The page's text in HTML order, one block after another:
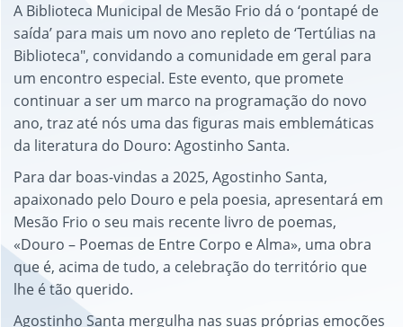
A Biblioteca Municipal de Mesão Frio dá o ‘pontapé de
saída’ para mais um novo ano repleto de ‘Tertúlias na
Biblioteca", convidando a comunidade em geral para
um encontro especial. Este evento, que promete
continuar a ser um marco na programação do novo
ano, traz até nós uma das figuras mais emblemáticas
da literatura do Douro: Agostinho Santa.
Para dar boas-vindas a 2025, Agostinho Santa,
apaixonado pelo Douro e pela poesia, apresentará em
Mesão Frio o seu mais recente livro de poemas,
«Douro – Poemas de Entre Corpo e Alma», uma obra
que é, acima de tudo, a celebração do território que
lhe é tão querido.
Agostinho Santa mergulha nas suas próprias emoções